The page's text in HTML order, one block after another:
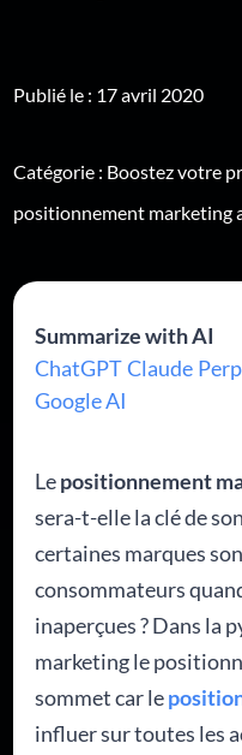
Publié le : 17 avril 2020
Catégorie : Boostez votre
positionnement marketing
Summarize with AI
ChatGPTClaude
Google AI
Lepositionnement
sera-t-elle la clé de
certaines marques
consommateurs
inaperçues ? Dans la
marketing le
sommet car le
influer sur toutes les